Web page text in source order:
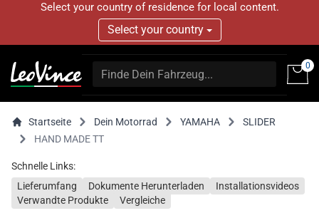
Select your country of residence for local content.
Select your country
0
Startseite Dein Motorrad YAMAHA
SLIDER
HAND MADE TT
Schnelle Links:
Lieferumfang
Dokumente Herunterladen
Installationsvideos
Verwandte Produkte
Vergleiche